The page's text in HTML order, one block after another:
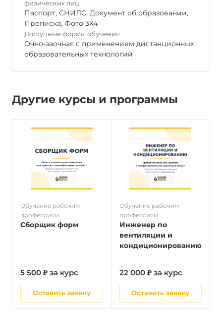
физических лиц
Паспорт, СНИЛС, Документ об образовании,
Прописка, Фото 3Х4
Доступные формы обучения
Очно-заочная с применением дистанционных
образовательных технологий
Другие курсы и программы
Обучение рабочим
профессиям
Сборщик форм
5 500 ₽ за курс
Оставить заявку
Обучение рабочим
профессиям
Инженер по
вентиляции и
кондиционированию
22 000 ₽ за курс
Оставить заявку